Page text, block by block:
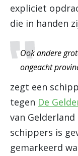
expliciet
die in handen
Ook andere
ongeacht
zegt een
tegen De
van
schippers is
gemarkeerd